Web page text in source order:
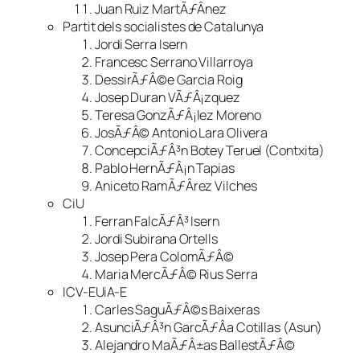
Juan Ruiz MartÃƒÂ­nez
Partit dels socialistes de Catalunya
Jordi Serra Isern
Francesc Serrano Villarroya
DessirÃƒÂ©e Garcia Roig
Josep Duran VÃƒÂ¡zquez
Teresa GonzÃƒÂ¡lez Moreno
JosÃƒÂ© Antonio Lara Olivera
ConcepciÃƒÂ³n Botey Teruel (Contxita)
Pablo HernÃƒÂ¡n Tapias
Aniceto RamÃƒÂ­rez Vilches
CiU
Ferran FalcÃƒÂ³ Isern
Jordi Subirana Ortells
Josep Pera ColomÃƒÂ©
Maria MercÃƒÂ© Rius Serra
ICV-EUiA-E
Carles SaguÃƒÂ©s Baixeras
AsunciÃƒÂ³n GarcÃƒÂ­a Cotillas (Asun)
Alejandro MaÃƒÂ±as BallestÃƒÂ©